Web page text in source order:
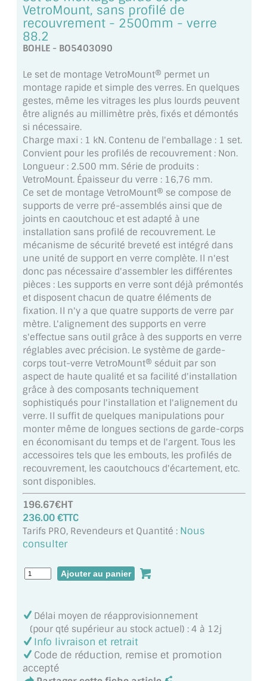
MIROIR VIEILLI
MIROIR DÉCORATIF DE COULEUR
MIROIR POUR PORTE
MIROIR DE SALLE DE BAIN
MIROIR PAROI DE DOUCHE
MIROIR POUR SALLE DE SPORT
MIROIR POUR SALLE DE DANSE
MIROIR ENCADRÉ
MIROIR TV
VERRE SUR MESURE
VERRE EXTRACLAIR
VERRE TREMPÉ (SÉCURIT)
PAROI DE DOUCHE
VERRE FEUILLETÉ
VERRE ANTI-REFLET
VERRE LAQUÉ/CRÉDENCE
VERRE FEUILLETÉ/TREMPÉ
DALLE DE SOL EN VERRE
PORTE EN VERRE
GARDE CORPS EN VERRE
VERRES TEXTURÉS
DOUBLE VITRAGE
ACCESSOIRES & QUINCAILLERIE
VetroMount, sans profilé de
recouvrement - 2500mm - verre
88.2
BOHLE - BO5403090
Le set de montage VetroMount® permet un
montage rapide et simple des verres. En quelques
gestes, même les vitrages les plus lourds peuvent
être alignés au millimètre près, fixés et démontés
si nécessaire.
Charge maxi : 1 kN. Contenu de l'emballage : 1 set.
Convient pour les profilés de recouvrement : Non.
Longueur : 2.500 mm. Série de produits :
VetroMount. Épaisseur du verre : 16,76 mm.
Ce set de montage VetroMount® se compose de
supports de verre pré-assemblés ainsi que de
joints en caoutchouc et est adapté à une
installation sans profilé de recouvrement. Le
mécanisme de sécurité breveté est intégré dans
une unité de support en verre complète. Il n'est
donc pas nécessaire d'assembler les différentes
pièces : Les supports en verre sont déjà prémontés
et disposent chacun de quatre éléments de
fixation. Il n'y a que quatre supports de verre par
mètre. L'alignement des supports en verre
s'effectue sans outil grâce à des supports en verre
réglables avec précision. Le système de garde-
corps tout-verre VetroMount® séduit par son
aspect de haute qualité et sa facilité d'installation
grâce à des composants techniquement
sophistiqués pour l'installation et l'alignement du
verre. Il suffit de quelques manipulations pour
monter même de longues sections de garde-corps
en économisant du temps et de l'argent. Tous les
accessoires tels que les embouts, les profilés de
recouvrement, les caoutchoucs d'écartement, etc.
sont disponibles.
196.67€HT
236.00 €TTC
Tarifs PRO, Revendeurs et Quantité : Nous
consulter
Délai moyen de réapprovisionnement
(pour qté supérieur au stock actuel) : 4 à 12j
Info livraison et retrait
Code de réduction, remise et promotion
accepté